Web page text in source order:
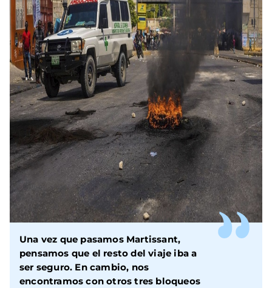
Una vez que pasamos Martissant,
pensamos que el resto del viaje iba a
ser seguro. En cambio, nos
encontramos con otros tres bloqueos